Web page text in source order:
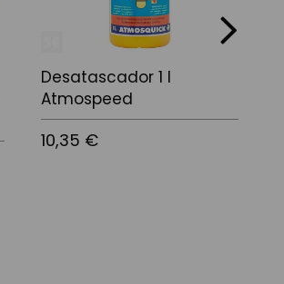
Desatascador 1 l
Atmospeed
10,35 €
next